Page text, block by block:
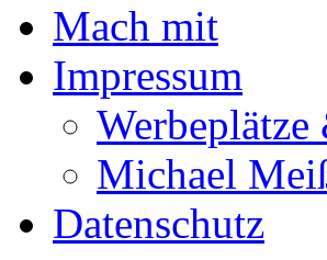
Mach mit
Impressum
Werbeplätze
Michael
Datenschutz